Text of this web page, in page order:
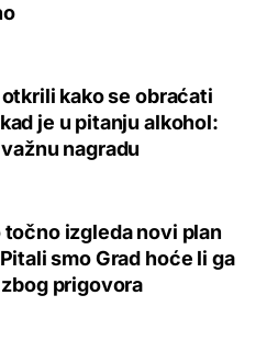
kako se obraćati
je u pitanju alkohol:
nagradu
točno izgleda novi plan
smo Grad hoće li ga
prigovora